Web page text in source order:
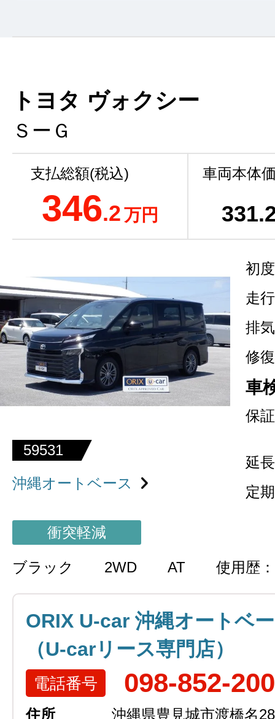
トヨタ ヴォクシー
ＳーＧ
支払総額(税込)
346.2万円
車両本体
331
59531
沖縄オートベース
初
走
排
修
車
保証
延
定
衝突軽減
ブラック 2WD AT 使用歴
ORIX U-car 沖縄オートベ
（U-carリース専門店）
電話番号 098-852-
住所
沖縄県豊見城市渡橋名